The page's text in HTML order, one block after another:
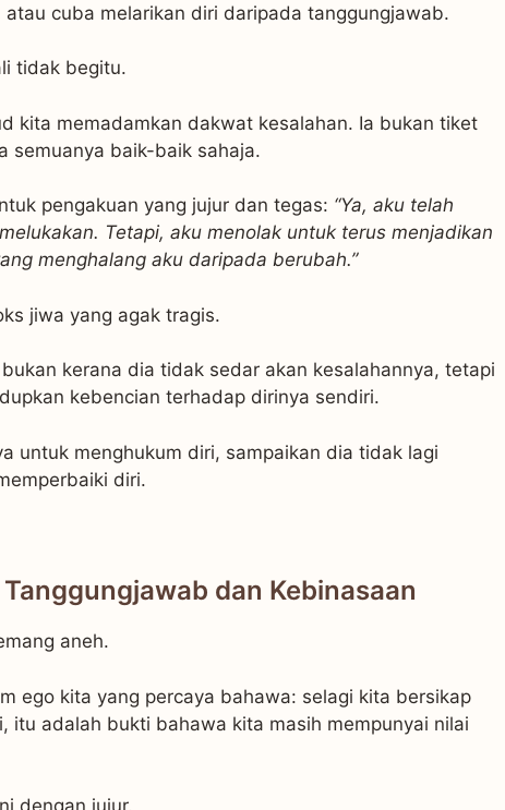
cuba melarikan diri daripada tanggungjawab.
tidak begitu.
kita memadamkan dakwat kesalahan. Ia bukan tiket
semuanya baik-baik sahaja.
pengakuan yang jujur dan tegas: “Ya, aku telah
Tetapi, aku menolak untuk terus menjadikan
menghalang aku daripada berubah.”
jiwa yang agak tragis.
kerana dia tidak sedar akan kesalahannya, tetapi
kebencian terhadap dirinya sendiri.
untuk menghukum diri, sampaikan dia tidak lagi
diri.
dan Kebinasaan
aneh.
ego kita yang percaya bahawa: selagi kita bersikap
itu adalah bukti bahawa kita masih mempunyai nilai